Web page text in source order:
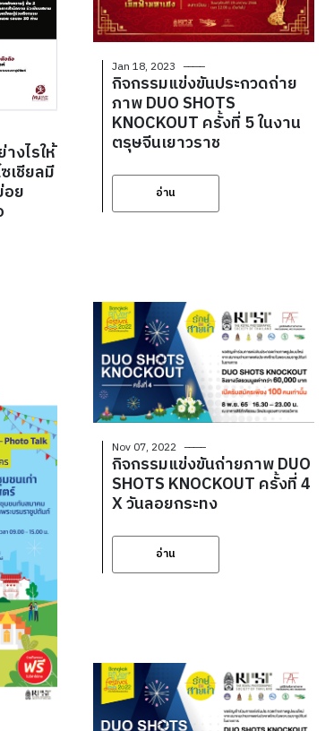
งไรให้
อย
Jan 18, 2023
กิจกรรมแข่งขันประกวดถ่าย
ภาพ DUO SHOTS
KNOCKOUT ครั้งที่ 5 ในงาน
ตรุษจีนเยาวราช
อ่าน
Nov 07, 2022
กิจกรรมแข่งขันถ่ายภาพ DUO
SHOTS KNOCKOUT ครั้งที่ 4
X วันลอยกระทง
อ่าน